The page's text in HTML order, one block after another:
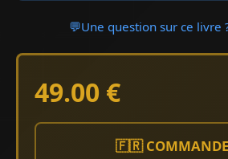
💬Une question sur ce livre
49.00 €
🇫🇷 COMMANDE